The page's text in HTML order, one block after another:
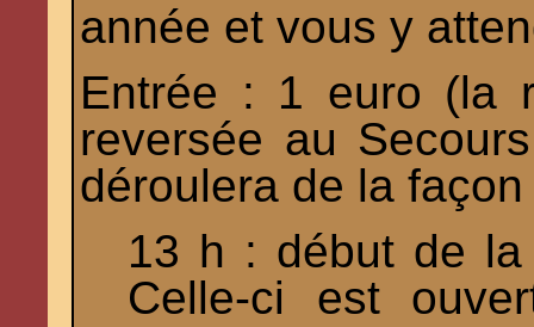
année et vous y
Entrée : 1 euro (la
reversée au
déroulera de la
13 h : début de
Celle-ci est